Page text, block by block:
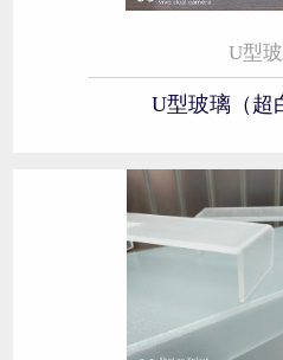
U型
U型玻璃（超